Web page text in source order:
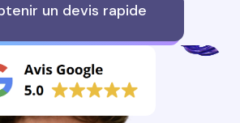
un devis rapide